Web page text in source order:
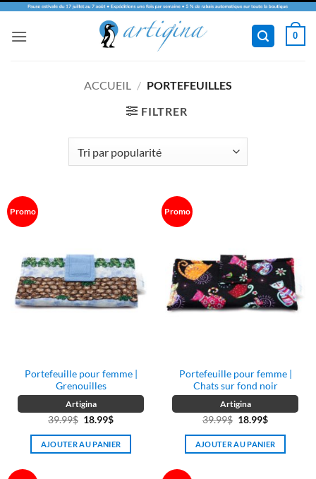
0
ACCUEIL / PORTEFEUILLES
FILTRER
Promo
Portefeuille pour femme |
Grenouilles
Artigina
39.99$ Le
prix
initial
18.99$Le
prix
actuel
AJOUTER AU PANIER
Promo
Portefeuille pour femme |
Chats sur fond noir
Artigina
39.99$ Le
prix
initial
18.99$Le
prix
actuel
AJOUTER AU PANIER